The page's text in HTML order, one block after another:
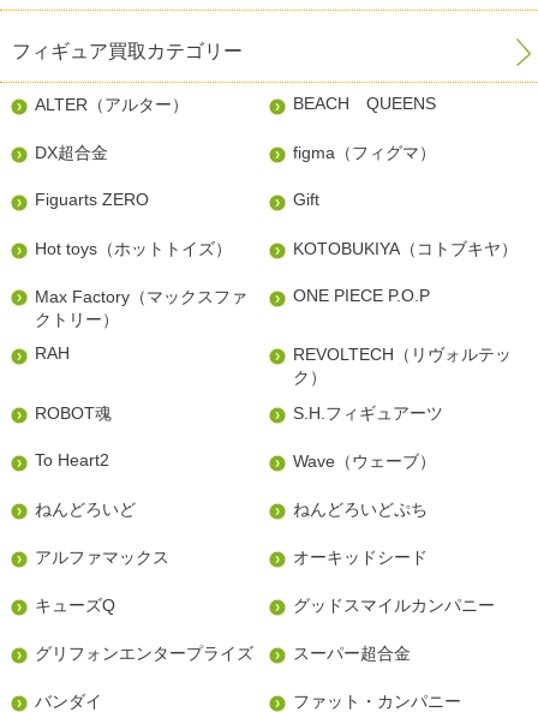
フィギュア買取カテゴリー
ALTER（アルター） BEACH QUEENS
DX超合金 figma（フィグマ）
Figuarts ZERO Gift
Hot toys（ホットトイズ） KOTOBUKIYA（コトブキヤ）
Max Factory（マックスファ
クトリー）
ONE PIECE P.O.P
RAH
REVOLTECH（リヴォルテッ
ク）
ROBOT魂
S.H.フィギュアーツ
To Heart2 Wave（ウェーブ）
ねんどろいど ねんどろいどぷち
アルファマックス オーキッドシード
キューズQ グッドスマイルカンパニー
グリフォンエンタープライズ スーパー超合金
バンダイ ファット・カンパニー